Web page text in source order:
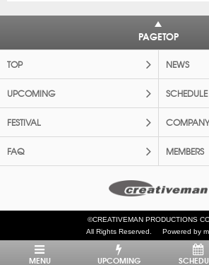
PAGETOP
TOP NEWS
UPCOMING SCHEDULE
FESTIVAL COMPANY
FAQ MEMBERS
©CREATIVEMAN PRODUCTIONS
All Rights Reserved.
Powered by
MENU UPCOMING